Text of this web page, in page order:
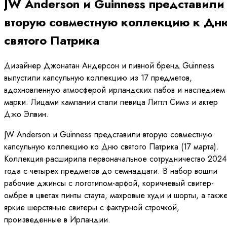
JW Anderson и Guinness представили
вторую совместную коллекцию к
святого Патрика
Дизайнер Джонатан Андерсон и пивной бренд Guinness
выпустили капсульную коллекцию из 17 предметов,
вдохновленную атмосферой ирландских пабов и наследием
марки. Лицами кампании стали певица Литтл Симз и актер
Джо Элвин.
JW Anderson и Guinness представили вторую совместную
капсульную коллекцию ко Дню святого Патрика (17 марта).
Коллекция расширила первоначальное сотрудничество 2024
года с четырех предметов до семнадцати. В набор вошли
рабочие джинсы с логотипом-арфой, коричневый свитер-
омбре в цветах пинты стаута, махровые худи и шорты, а
яркие шерстяные свитеры с фактурной строчкой,
произведенные в Ирландии.